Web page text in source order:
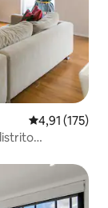
Calificación
4,91 (175)